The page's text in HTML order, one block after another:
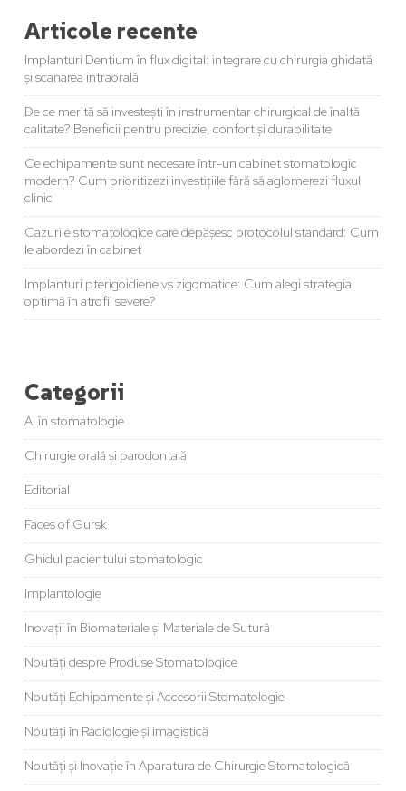
Articole recente
Implanturi Dentium în flux digital: integrare cu chirurgia ghidată
și scanarea intraorală
De ce merită să investești în instrumentar chirurgical de înaltă
calitate? Beneficii pentru precizie, confort și durabilitate
Ce echipamente sunt necesare într-un cabinet stomatologic
modern? Cum prioritizezi investițiile fără să aglomerezi fluxul
clinic
Cazurile stomatologice care depășesc protocolul standard: Cum
le abordezi în cabinet
Implanturi pterigoidiene vs zigomatice: Cum alegi strategia
optimă în atrofii severe?
Categorii
AI în stomatologie
Chirurgie orală și parodontală
Editorial
Faces of Gursk
Ghidul pacientului stomatologic
Implantologie
Inovații în Biomateriale și Materiale de Sutură
Noutăți despre Produse Stomatologice
Noutăți Echipamente și Accesorii Stomatologie
Noutăți în Radiologie și imagistică
Noutăți și Inovație în Aparatura de Chirurgie Stomatologică